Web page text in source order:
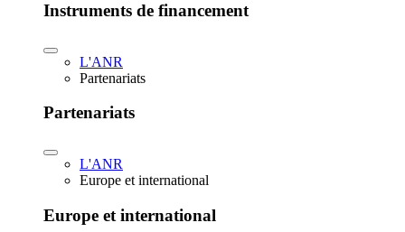
Instruments de financement
L'ANR
Partenariats
Partenariats
L'ANR
Europe et international
Europe et international